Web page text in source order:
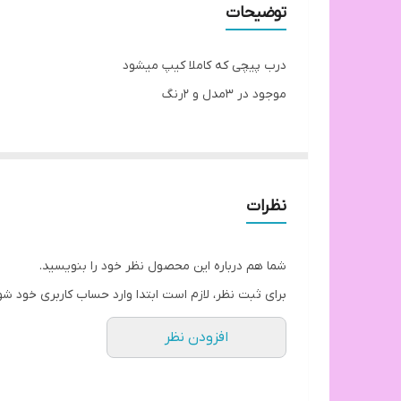
توضیحات
درب پیچی که کاملا کیپ میشود
موجود در ۳مدل و ۲رنگ
نظرات
شما هم درباره این محصول نظر خود را بنویسید.
برای ثبت نظر، لازم است ابتدا وارد حساب کاربری خود
افزودن نظر